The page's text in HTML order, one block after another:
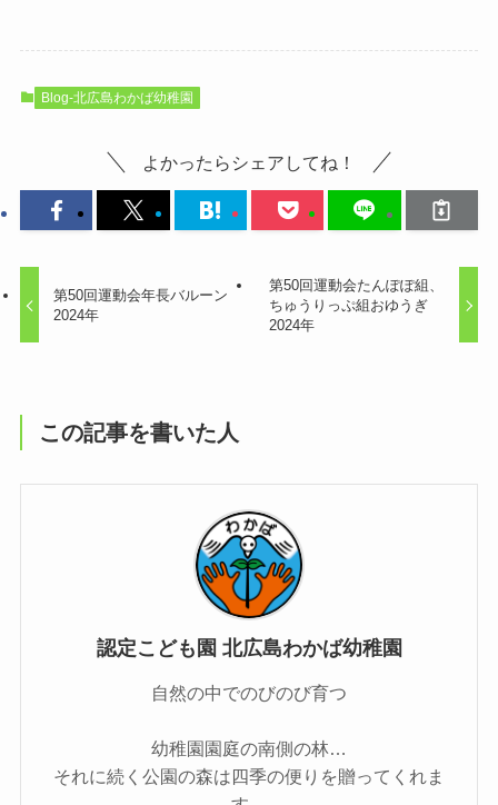
Blog-北広島わかば幼稚園
よかったらシェアしてね！
第50回運動会年長バルーン
2024年
第50回運動会たんぽぽ組、
ちゅうりっぷ組おゆうぎ
2024年
この記事を書いた人
認定こども園 北広島わかば幼稚園
自然の中でのびのび育つ
幼稚園園庭の南側の林…
それに続く公園の森は四季の便りを贈ってくれま